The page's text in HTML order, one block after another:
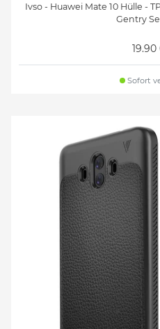
Ivso - Huawei Mate 10 Hülle -
Gentry
19.90
Sofort